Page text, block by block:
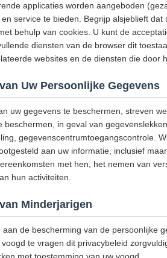
applicaties worden aangeboden
service te bieden. Begrijp alsjeblieft
behulp van cookies. U kunt de
diensten van de browser dit
websites en de diensten die door
Uw Persoonlijke Gegevens
uw gegevens te beschermen, streven
beschermen, in geval van
gegevenscentrumtoegangscontrole.
aan uw informatie, inclusief
met hen, het nemen van
hun activiteiten.
Minderjarigen
de bescherming van de persoonlijke
te vragen dit privacybeleid